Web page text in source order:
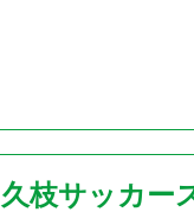
久枝サッカー